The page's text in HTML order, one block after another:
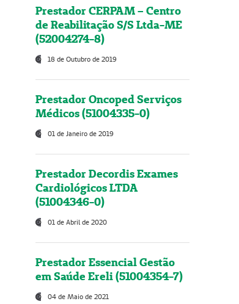
Prestador CERPAM – Centro
de Reabilitação S/S Ltda-ME
(52004274-8)
18 de Outubro de 2019
Prestador Oncoped Serviços
Médicos (51004335-0)
01 de Janeiro de 2019
Prestador Decordis Exames
Cardiológicos LTDA
(51004346-0)
01 de Abril de 2020
Prestador Essencial Gestão
em Saúde Ereli (51004354-7)
04 de Maio de 2021